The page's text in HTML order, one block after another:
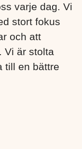
varje dag. Vi
stort fokus
och att
Vi är stolta
till en bättre